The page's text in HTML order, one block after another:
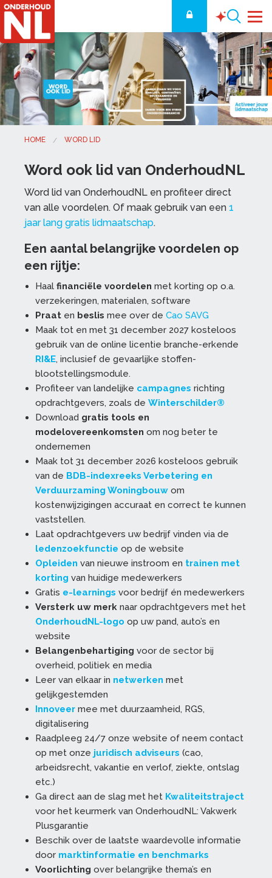
HOME WORD LID
Word ook lid van OnderhoudNL
Word lid van OnderhoudNL en profiteer direct
van alle voordelen. Of maak gebruik van een 1
jaar lang gratis lidmaatschap.
Een aantal belangrijke voordelen op
een rijtje:
Haal financiële voordelen met korting op o.a.
verzekeringen, materialen, software
Praaten beslis mee over de Cao SAVG
Maak tot en met 31 december 2027 kosteloos
gebruik van de online licentie branche-erkende
RI&E, inclusief de gevaarlijke stoffen-
blootstellingsmodule.
Profiteer van landelijke campagnes richting
opdrachtgevers, zoals de Winterschilder®
Download gratis tools en
modelovereenkomsten om nog beter te
ondernemen
Maak tot 31 december 2026 kosteloos gebruik
van de BDB-indexreeks Verbetering en
Verduurzaming Woningbouw om
kostenwijzigingen accuraat en correct te kunnen
vaststellen.
Laat opdrachtgevers uw bedrijf vinden via de
ledenzoekfunctie op de website
Opleiden van nieuwe instroom en trainen met
korting van huidige medewerkers
Gratis e-learnings voor bedrijf én medewerkers
Versterk uw merknaar opdrachtgevers met het
OnderhoudNL-logo op uw pand, auto’s en
website
Belangenbehartiging voor de sector bij
overheid, politiek en media
Leer van elkaar in netwerken met
gelijkgestemden
Innoveermee met duurzaamheid, RGS,
digitalisering
Raadpleeg 24/7 onze website of neem contact
op met onze juridisch adviseurs (cao,
arbeidsrecht, vakantie en verlof, ziekte, ontslag
etc.)
Ga direct aan de slag met het Kwaliteitstraject
voor het keurmerk van OnderhoudNL: Vakwerk
Plusgarantie
Beschik over de laatste waardevolle informatie
door marktinformatie en benchmarks
Voorlichting over belangrijke thema’s en